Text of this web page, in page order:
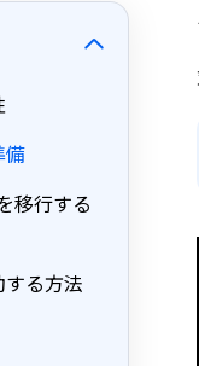
備
移行する
る方法